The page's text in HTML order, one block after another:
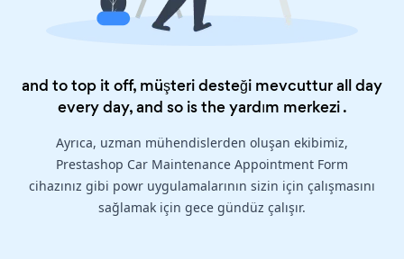
and to top it off, müşteri desteği mevcuttur all day
every day, and so is theyardım merkezi.
Ayrıca, uzman mühendislerden oluşan ekibimiz,
Prestashop Car Maintenance Appointment Form
cihazınız gibi powr uygulamalarının sizin için çalışmasını
sağlamak için gece gündüz çalışır.